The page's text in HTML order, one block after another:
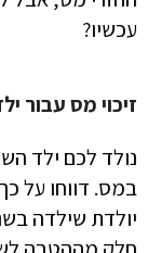
עכשיו?
זיכוי מס עבור
נולד לכם ילד